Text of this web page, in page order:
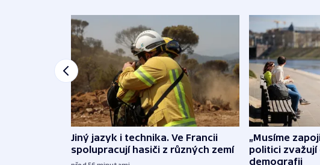
Jiný jazyk i technika. Ve Francii
spolupracují hasiči z různých zemí
„Musíme
politici zvažují
demografii